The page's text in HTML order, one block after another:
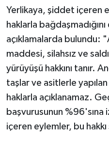
Yerlikaya, şiddet içeren
haklarla
açıklamalarda bulundu:
maddesi, silahsız ve
yürüyüşü hakkını tanır.
taşlar ve asitlerle
haklarla açıklanamaz.
başvurusunun
içeren eylemler, bu